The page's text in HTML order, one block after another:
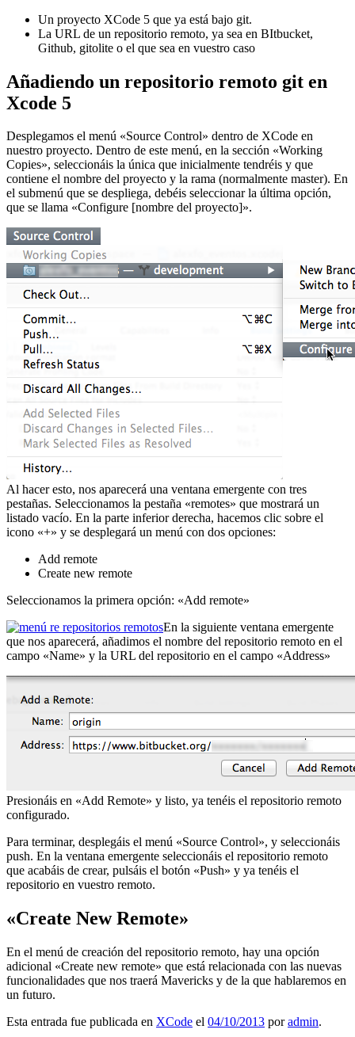
Un proyecto XCode 5 que ya está bajo git.
La URL de un repositorio remoto, ya sea en BItbucket,
Github, gitolite o el que sea en vuestro caso
Añadiendo un repositorio remoto git en
Xcode 5
Desplegamos el menú «Source Control» dentro de XCode en
nuestro proyecto. Dentro de este menú, en la sección «Working
Copies», seleccionáis la única que inicialmente tendréis y que
contiene el nombre del proyecto y la rama (normalmente master). En
el submenú que se despliega, debéis seleccionar la última opción,
que se llama «Configure [nombre del proyecto]».
Al hacer esto, nos aparecerá una ventana emergente con tres
pestañas. Seleccionamos la pestaña «remotes» que mostrará un
listado vacío. En la parte inferior derecha, hacemos clic sobre el
icono «+» y se desplegará un menú con dos opciones:
Add remote
Create new remote
Seleccionamos la primera opción: «Add remote»
En la siguiente ventana emergente
que nos aparecerá, añadimos el nombre del repositorio remoto en el
campo «Name» y la URL del repositorio en el campo «Address»
Presionáis en «Add Remote» y listo, ya tenéis el repositorio remoto
configurado.
Para terminar, desplegáis el menú «Source Control», y seleccionáis
push. En la ventana emergente seleccionáis el repositorio remoto
que acabáis de crear, pulsáis el botón «Push» y ya tenéis el
repositorio en vuestro remoto.
«Create New Remote»
En el menú de creación del repositorio remoto, hay una opción
adicional «Create new remote» que está relacionada con las nuevas
funcionalidades que nos traerá Mavericks y de la que hablaremos en
un futuro.
Esta entrada fue publicada en XCode el 04/10/2013 poradmin.